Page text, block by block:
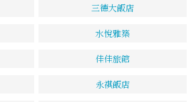
三德大飯店
水悅雅築
佳佳旅館
永祺飯店